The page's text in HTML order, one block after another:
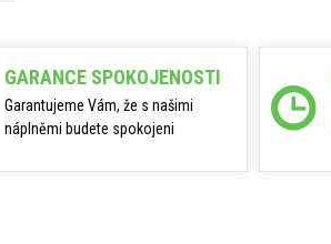
GARANCE SPOKOJENOSTI
Garantujeme Vám, že s našimi
náplněmi budete spokojeni